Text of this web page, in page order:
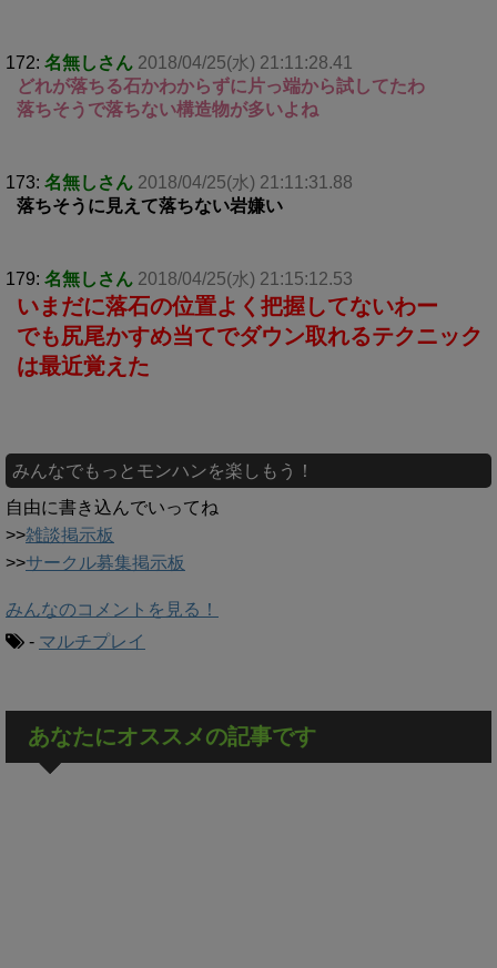
172: 名無しさん 2018/04/25(水) 21:11:28.41
どれが落ちる石かわからずに片っ端から試してたわ
落ちそうで落ちない構造物が多いよね
173: 名無しさん 2018/04/25(水) 21:11:31.88
落ちそうに見えて落ちない岩嫌い
179: 名無しさん 2018/04/25(水) 21:15:12.53
いまだに落石の位置よく把握してないわー
でも尻尾かすめ当てでダウン取れるテクニック
は最近覚えた
みんなでもっとモンハンを楽しもう！
自由に書き込んでいってね
>>雑談掲示板
>>サークル募集掲示板
みんなのコメントを見る！
- マルチプレイ
あなたにオススメの記事です